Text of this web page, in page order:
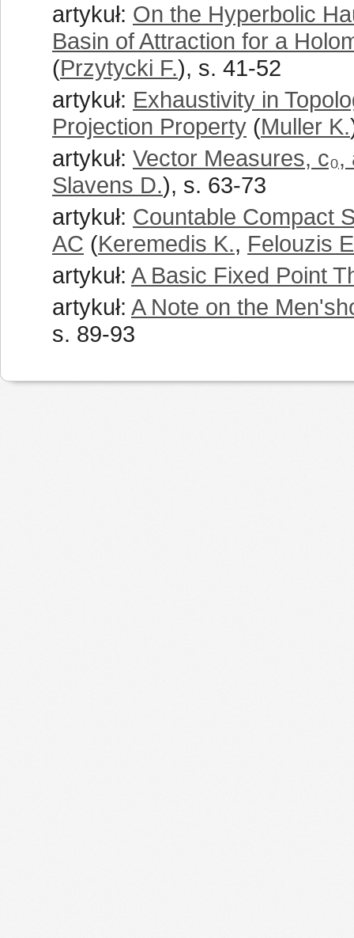
artykuł: On the Hyperbolic
Basin of Attraction for a
(Przytycki F.), s. 41-52
artykuł: Exhaustivity in
Projection Property (Muller K.
artykuł: Vector Measures,
Slavens D.), s. 63-73
artykuł: Countable Compact
AC (Keremedis K., Felouzis
artykuł: A Basic Fixed Point
artykuł: A Note on the
s. 89-93